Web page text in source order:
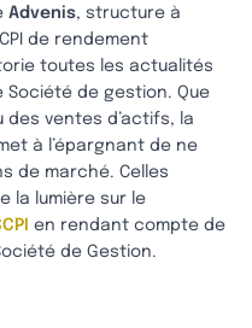
Advenis, structure à
de rendement
toutes les actualités
Société de gestion. Que
ventes d’actifs, la
à l’épargnant de ne
de marché. Celles
la lumière sur le
en rendant compte de
de Gestion.